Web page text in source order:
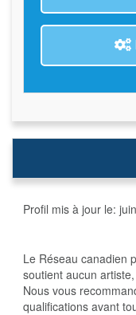
Profil mis à jour le:
Le Réseau canadien
soutient aucun
Nous vous
qualifications avant